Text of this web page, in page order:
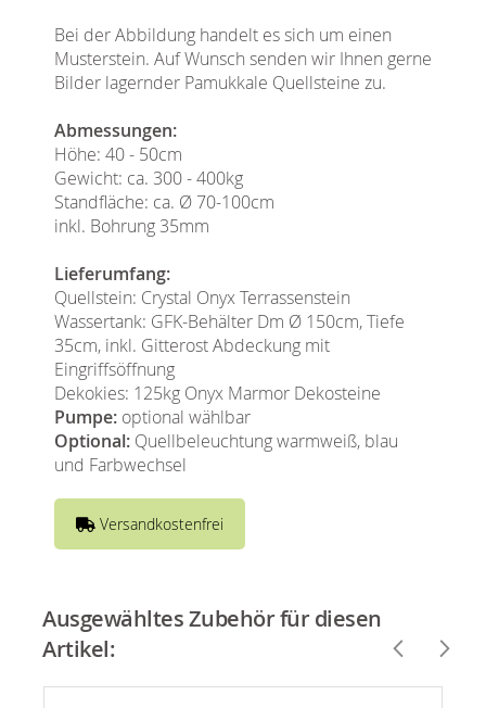
Bei der Abbildung handelt es sich um einen
Musterstein. Auf Wunsch senden wir Ihnen gerne
Bilder lagernder Pamukkale Quellsteine zu.
Abmessungen:
Höhe: 40 - 50cm
Gewicht: ca. 300 - 400kg
Standfläche: ca. Ø 70-100cm
inkl. Bohrung 35mm
Lieferumfang:
Quellstein: Crystal Onyx Terrassenstein
Wassertank: GFK-Behälter Dm Ø 150cm, Tiefe
35cm, inkl. Gitterost Abdeckung mit
Eingriffsöffnung
Dekokies: 125kg Onyx Marmor Dekosteine
Pumpe: optional wählbar
Optional: Quellbeleuchtung warmweiß, blau
und Farbwechsel
Versandkostenfrei
Ausgewähltes Zubehör für diesen
Artikel: